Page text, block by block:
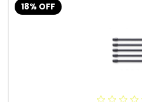
18% OFF